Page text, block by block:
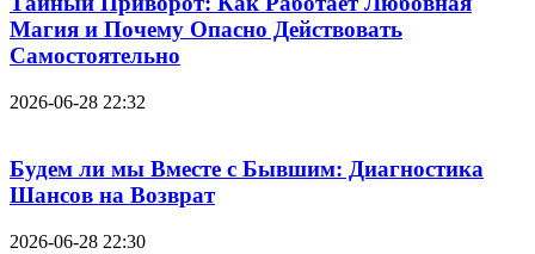
Магия и Почему Опасно Действовать
Самостоятельно
2026-06-28 22:32
Будем ли мы Вместе с Бывшим: Диагностика
Шансов на Возврат
2026-06-28 22:30